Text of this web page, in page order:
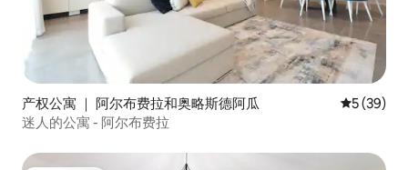
产权公寓 ｜ 阿尔布费拉和奥略斯德阿瓜 平均评分
5 (39)
迷人的公寓 - 阿尔布费拉